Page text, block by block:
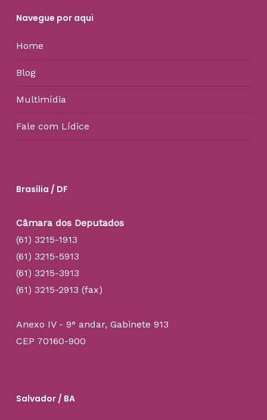
Navegue por aqui
Home
Blog
Multimídia
Fale com Lídice
Brasília / DF
Câmara dos Deputados
(61) 3215-1913
(61) 3215-5913
(61) 3215-3913
(61) 3215-2913 (fax)
Anexo IV - 9° andar, Gabinete 913
CEP 70160-900
Salvador / BA